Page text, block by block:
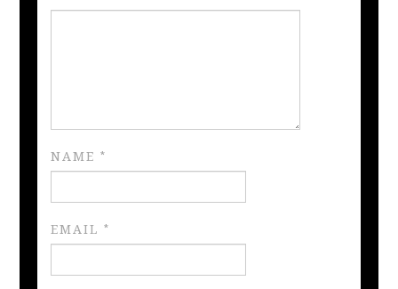
NAME*
EMAIL*